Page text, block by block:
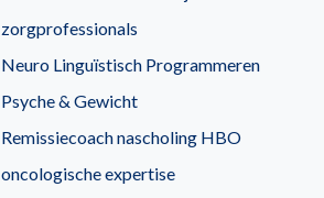
zorgprofessionals
Neuro Linguïstisch Programmeren
Psyche & Gewicht
Remissiecoach nascholing HBO
oncologische expertise